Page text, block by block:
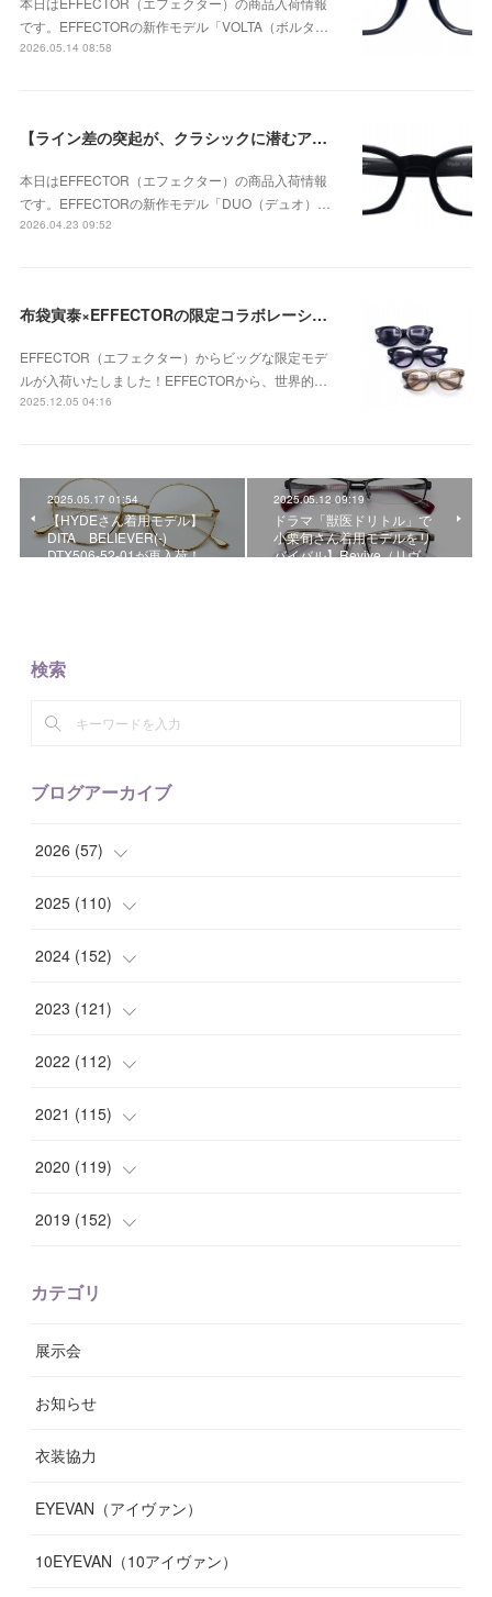
です。EFFECTORの新作モデル「VOLTA（ボルタ…
2026.05.14 08:58
【ライン差の突起が、クラシックに潜むアバンギャルドな個性を強調】EFFECTOR（エフェクター） DUO（デュオ） BKが入荷！
本日はEFFECTOR（エフェクター）の商品入荷情報
です。EFFECTORの新作モデル「DUO（デュオ）…
2026.04.23 09:52
布袋寅泰×EFFECTORの限定コラボレーションモデル 「UNISON HT」が入荷！
EFFECTOR（エフェクター）からビッグな限定モデ
ルが入荷いたしました！EFFECTORから、世界的…
2025.12.05 04:16
2025.05.17 01:54
【HYDEさん着用モデル】
DITA BELIEVER(-)
DTX506-52-01が再入荷！
2025.05.12 09:19
ドラマ「獣医ドリトル」で
小栗旬さん着用モデルをリ
バイバル】Revive（リヴ…
検索
ブログアーカイブ
2026 (57)
( 1)
(10)
(9)
( 7)
( 8 )
2025 (110)
(10)
(7)
( 8)
( 7 )
( 10)
9
(14
(8
(9
2024 (152)
(14)
( 15)
( 11)
( 10)
( 11)
(14
(19
(12)
(10)
2023 (121)
( 12)
( 8)
( 8)
( 6)
(12
(10
(17)
(11)
2022 (112)
( 10)
( 7)
(8)
(9
(7
(7
(10)
2021 (115)
( 14)
(13)
(3
( 7
(13)
(11)
2020 (119)
(7)
(
( 5
(8)
2019 (152)
(10 )
カテゴリ
展示会
お知らせ
衣装協力
EYEVAN（アイヴァン）
10EYEVAN（10アイヴァン）